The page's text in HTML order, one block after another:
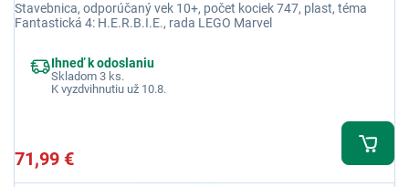
Stavebnica, odporúčaný vek 10+, počet kociek 747, plast, téma
Fantastická 4: H.E.R.B.I.E., rada LEGO Marvel
Ihneď k odoslaniu
Skladom 3 ks.
K vyzdvihnutiu už 10.8.
71,99 €